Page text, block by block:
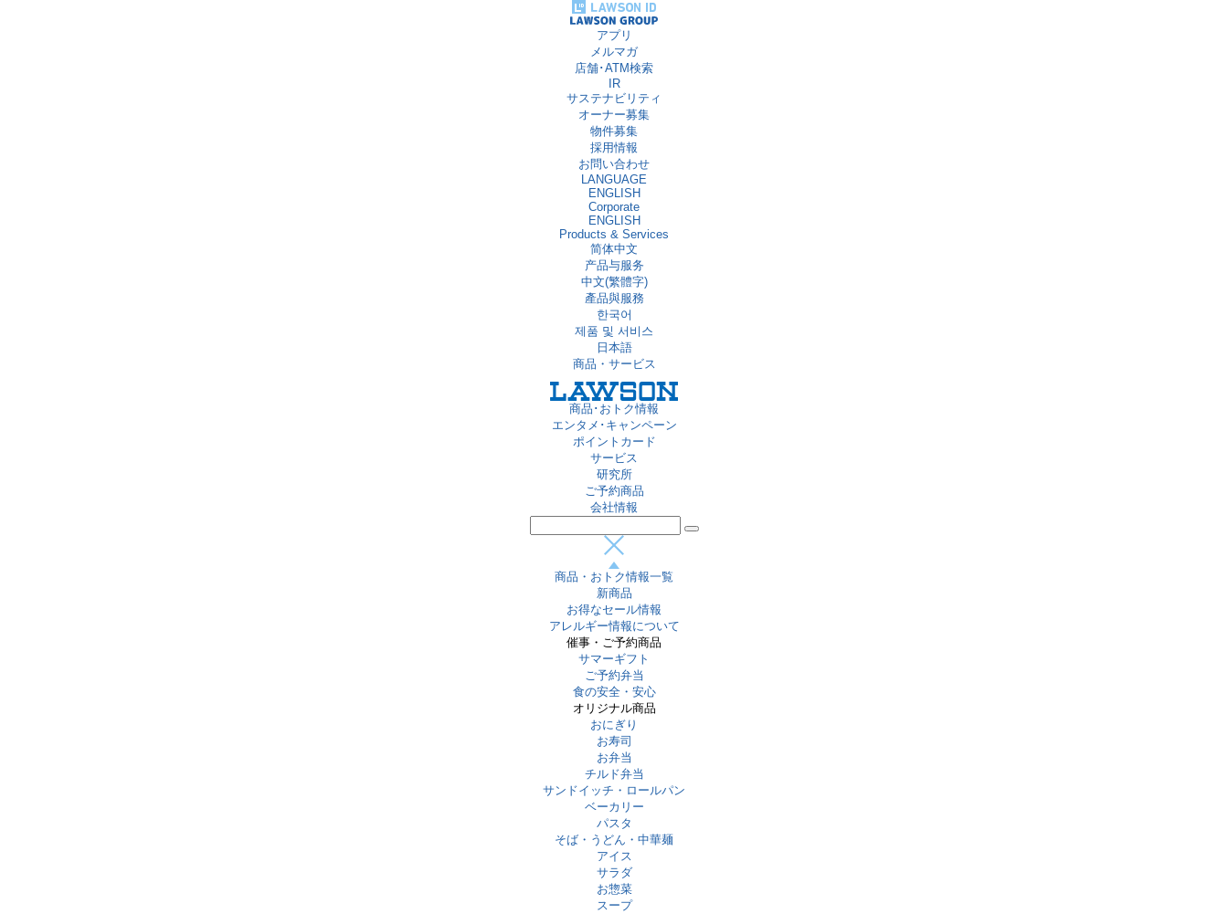
アプリ
メルマガ
店舗･ATM検索
IR
サステナビリティ
オーナー募集
物件募集
採用情報
お問い合わせ
LANGUAGE
ENGLISH
Corporate
ENGLISH
Products & Services
简体中文
产品与服务
中文(繁體字)
產品與服務
한국어
제품 및 서비스
日本語
商品・サービス
商品･おトク情報
エンタメ･キャンペーン
ポイントカード
サービス
研究所
ご予約商品
会社情報
商品・おトク情報一覧
新商品
お得なセール情報
アレルギー情報について
催事・ご予約商品
サマーギフト
ご予約弁当
食の安全・安心
オリジナル商品
おにぎり
お寿司
お弁当
チルド弁当
サンドイッチ・ロールパン
ベーカリー
パスタ
そば・うどん・中華麺
アイス
サラダ
お惣菜
スープ